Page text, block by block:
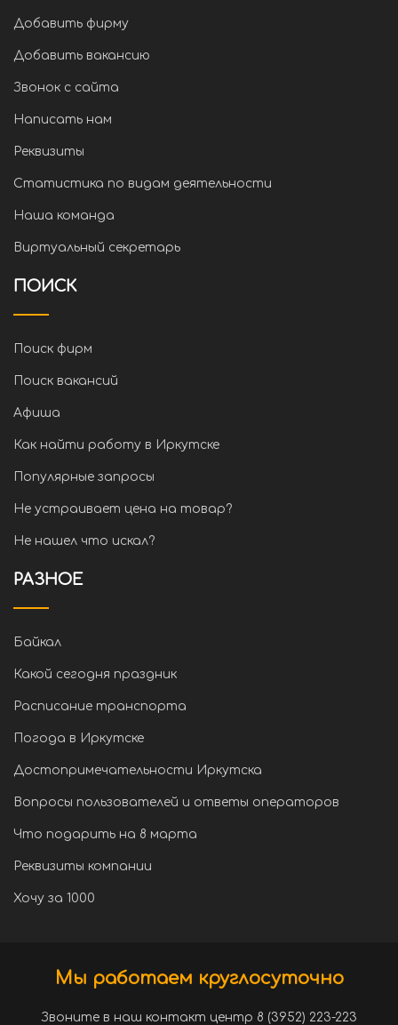
Добавить фирму
Добавить вакансию
Звонок с сайта
Написать нам
Реквизиты
Статистика по видам деятельности
Наша команда
Виртуальный секретарь
ПОИСК
Поиск фирм
Поиск вакансий
Афиша
Как найти работу в Иркутске
Популярные запросы
Не устраивает цена на товар?
Не нашел что искал?
РАЗНОЕ
Байкал
Какой сегодня праздник
Расписание транспорта
Погода в Иркутске
Достопримечательности Иркутска
Вопросы пользователей и ответы операторов
Что подарить на 8 марта
Реквизиты компании
Хочу за 1000
Мы работаем круглосуточно
Звоните в наш контакт центр 8 (3952) 223-223